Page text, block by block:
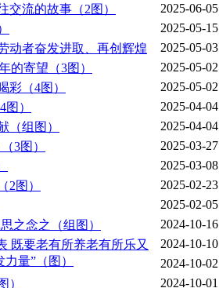
交流的故事（2图）
2025-06-05
2025-05-15
动者奋发进取、再创辉煌
2025-05-03
的寄望（3图）
2025-05-02
彩（4图）
2025-05-02
）
2025-04-04
（组图）
2025-04-04
3图）
2025-03-27
2025-03-08
2图）
2025-02-23
2025-02-05
之念之（组图）
2024-10-16
既要老有所养老有所乐又
量”（图）
2024-10-10
2024-10-02
）
2024-10-01